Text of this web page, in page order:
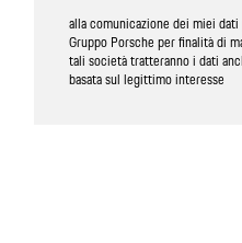
alla comunicazione dei miei
Gruppo Porsche per finalità di
tali società tratteranno i dati
basata sul legittimo interesse